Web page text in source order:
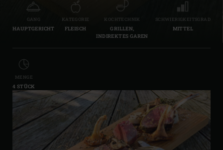
GANG
HAUPTGERICHT
KATEGORIE
FLEISCH
KOCHTECHNIK
GRILLEN,
INDIREKTES GAREN
SCHWIERIGKEITSGRAD
MITTEL
MENGE
4 STÜCK